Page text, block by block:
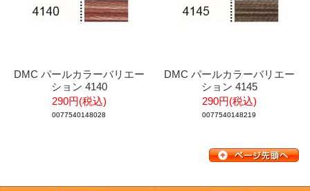
DMC パールカラーバリエー
ション 4140
290円(税込)
0077540148028
DMC パールカラーバリエー
ション 4145
290円(税込)
0077540148219